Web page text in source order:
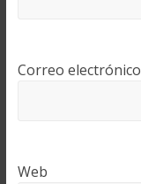
Correo electrónico
Web